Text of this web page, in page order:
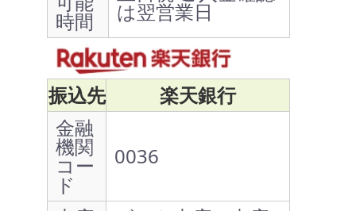
時間 は翌営業日
振込先
楽天銀行
金融
機関
コー
ド
0036